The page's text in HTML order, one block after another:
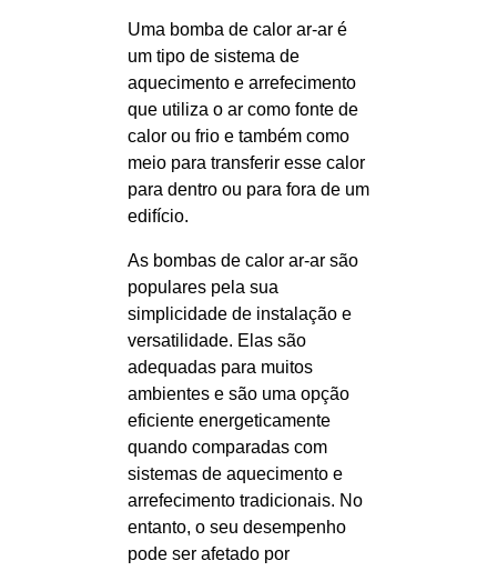
Uma bomba de calor ar-ar é
um tipo de sistema de
aquecimento e arrefecimento
que utiliza o ar como fonte de
calor ou frio e também como
meio para transferir esse calor
para dentro ou para fora de um
edifício.
As bombas de calor ar-ar são
populares pela sua
simplicidade de instalação e
versatilidade. Elas são
adequadas para muitos
ambientes e são uma opção
eficiente energeticamente
quando comparadas com
sistemas de aquecimento e
arrefecimento tradicionais. No
entanto, o seu desempenho
pode ser afetado por